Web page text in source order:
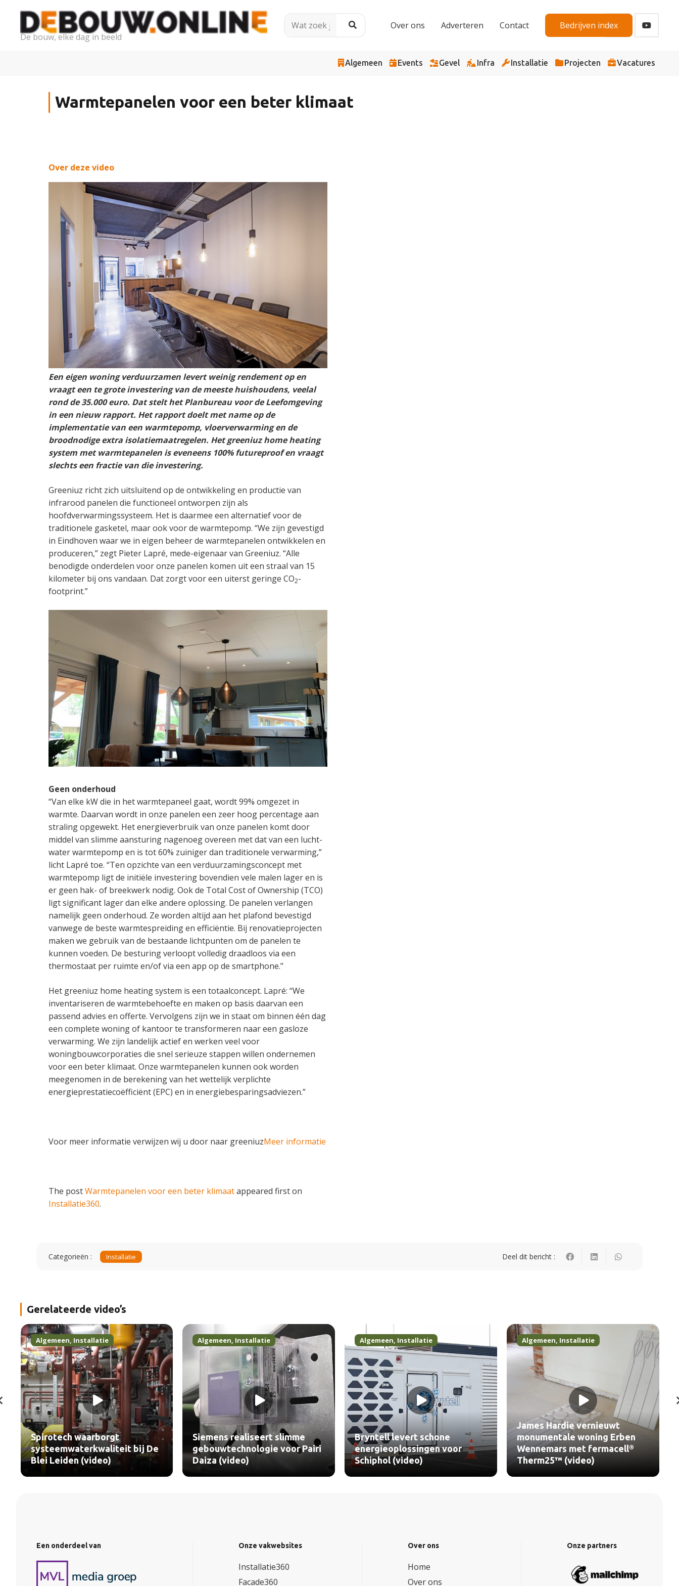
De bouw, elke dag in beeld
Over ons Adverteren Contact Bedrijven index
Algemeen Events Gevel Infra Installatie Projecten Vacatures
Warmtepanelen voor een beter klimaat
Over deze video
Een eigen woning verduurzamen levert weinig rendement op en
vraagt een te grote investering van de meeste huishoudens, veelal
rond de 35.000 euro. Dat stelt het Planbureau voor de Leefomgeving
in een nieuw rapport. Het rapport doelt met name op de
implementatie van een warmtepomp, vloerverwarming en de
broodnodige extra isolatiemaatregelen. Het greeniuz home heating
system met warmtepanelen is eveneens 100% futureproof en vraagt
slechts een fractie van die investering.
Greeniuz richt zich uitsluitend op de ontwikkeling en productie van
infrarood panelen die functioneel ontworpen zijn als
hoofdverwarmingssysteem. Het is daarmee een alternatief voor de
traditionele gasketel, maar ook voor de warmtepomp. “We zijn gevestigd
in Eindhoven waar we in eigen beheer de warmtepanelen ontwikkelen en
produceren,” zegt Pieter Lapré, mede-eigenaar van Greeniuz. “Alle
benodigde onderdelen voor onze panelen komen uit een straal van 15
kilometer bij ons vandaan. Dat zorgt voor een uiterst geringe CO2-
footprint.”
Geen onderhoud
“Van elke kW die in het warmtepaneel gaat, wordt 99% omgezet in
warmte. Daarvan wordt in onze panelen een zeer hoog percentage aan
straling opgewekt. Het energieverbruik van onze panelen komt door
middel van slimme aansturing nagenoeg overeen met dat van een lucht-
water warmtepomp en is tot 60% zuiniger dan traditionele verwarming,”
licht Lapré toe. “Ten opzichte van een verduurzamingsconcept met
warmtepomp ligt de initiële investering bovendien vele malen lager en is
er geen hak- of breekwerk nodig. Ook de Total Cost of Ownership (TCO)
ligt significant lager dan elke andere oplossing. De panelen verlangen
namelijk geen onderhoud. Ze worden altijd aan het plafond bevestigd
vanwege de beste warmtespreiding en efficiëntie. Bij renovatieprojecten
maken we gebruik van de bestaande lichtpunten om de panelen te
kunnen voeden. De besturing verloopt volledig draadloos via een
thermostaat per ruimte en/of via een app op de smartphone.”
Het greeniuz home heating system is een totaalconcept. Lapré: “We
inventariseren de warmtebehoefte en maken op basis daarvan een
passend advies en offerte. Vervolgens zijn we in staat om binnen één dag
een complete woning of kantoor te transformeren naar een gasloze
verwarming. We zijn landelijk actief en werken veel voor
woningbouwcorporaties die snel serieuze stappen willen ondernemen
voor een beter klimaat. Onze warmtepanelen kunnen ook worden
meegenomen in de berekening van het wettelijk verplichte
energieprestatiecoëfficiënt (EPC) en in energiebesparingsadviezen.”
Voor meer informatie verwijzen wij u door naar greeniuzMeer informatie
The postWarmtepanelen voor een beter klimaatappeared first on
Installatie360.
Categorieën : Installatie Deel dit bericht :
Gerelateerde video’s
Algemeen, Installatie
Spirotech waarborgt
systeemwaterkwaliteit bij De
Blei Leiden (video)
Algemeen, Installatie
Siemens realiseert slimme
gebouwtechnologie voor Pairi
Daiza (video)
Algemeen, Installatie
Bryntell levert schone
energieoplossingen voor
Schiphol (video)
Algemeen, Installatie
James Hardie vernieuwt
monumentale woning Erben
Wennemars met fermacell®
Therm25™ (video)
Een onderdeel van Onze vakwebsites
Installatie360
Facade360
Over ons
Home
Over ons
Onze partners